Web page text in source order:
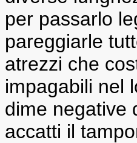
per passarlo
pareggiarle
atrezzi che
impagabili nel
dime negative
accatti il